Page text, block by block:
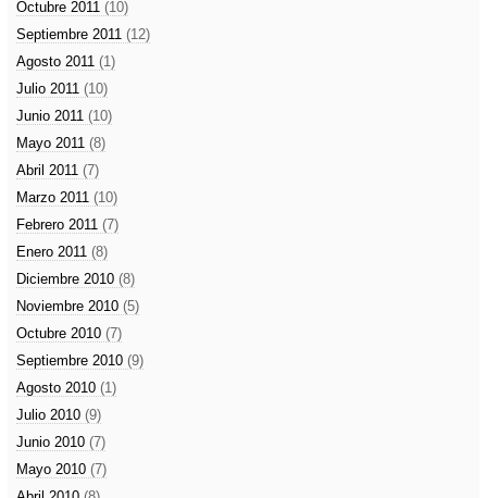
Octubre 2011 (10)
Septiembre 2011 (12)
Agosto 2011 (1)
Julio 2011 (10)
Junio 2011 (10)
Mayo 2011 (8)
Abril 2011 (7)
Marzo 2011 (10)
Febrero 2011 (7)
Enero 2011 (8)
Diciembre 2010 (8)
Noviembre 2010 (5)
Octubre 2010 (7)
Septiembre 2010 (9)
Agosto 2010 (1)
Julio 2010 (9)
Junio 2010 (7)
Mayo 2010 (7)